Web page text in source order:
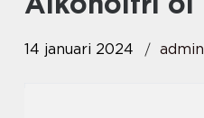
14 januari 2024 admin